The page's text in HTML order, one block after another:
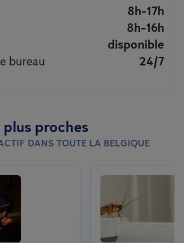
8h-17h
8h-16h
disponible
bureau
24/7
plus proches
DANS TOUTE LA BELGIQUE